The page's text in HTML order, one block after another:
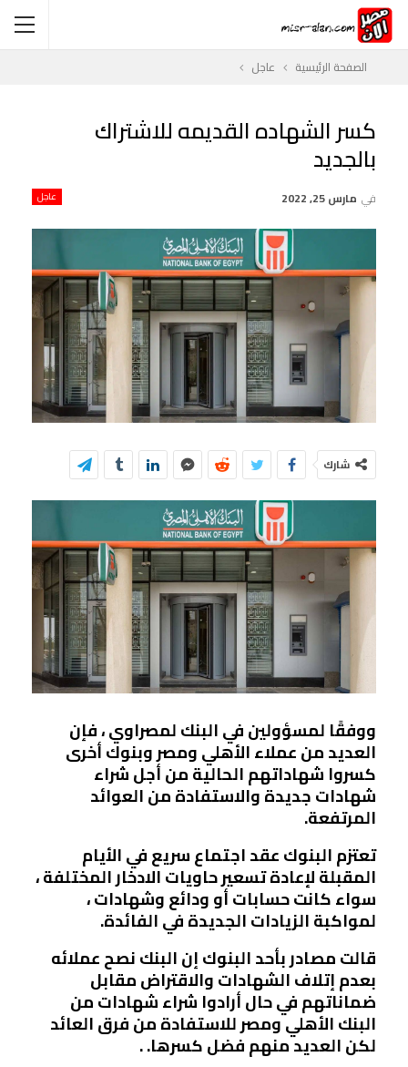
الصفحة الرئيسية عاجل
كسر الشهاده القديمه للاشتراك
بالجديد
عاجل في مارس 25, 2022
شارك
ووفقًا لمسؤولين في البنك لمصراوي ، فإن
العديد من عملاء الأهلي ومصر وبنوك أخرى
كسروا شهاداتهم الحالية من أجل شراء
شهادات جديدة والاستفادة من العوائد
المرتفعة.
تعتزم البنوك عقد اجتماع سريع في الأيام
المقبلة لإعادة تسعير حاويات الادخار المختلفة ،
سواء كانت حسابات أو ودائع وشهادات ،
لمواكبة الزيادات الجديدة في الفائدة.
قالت مصادر بأحد البنوك إن البنك نصح عملائه
بعدم إتلاف الشهادات والاقتراض مقابل
ضماناتهم في حال أرادوا شراء شهادات من
البنك الأهلي ومصر للاستفادة من فرق العائد
لكن العديد منهم فضل كسرها. .